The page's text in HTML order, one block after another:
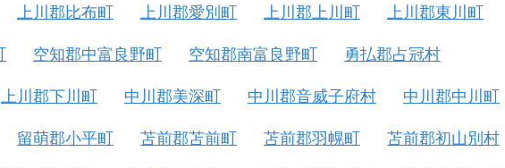
上川郡比布町 上川郡愛別町 上川郡上川町 上川郡東川町
空知郡中富良野町 空知郡南富良野町 勇払郡占冠村
上川郡下川町 中川郡美深町 中川郡音威子府村 中川郡中川町
留萌郡小平町 苫前郡苫前町 苫前郡羽幌町 苫前郡初山別村